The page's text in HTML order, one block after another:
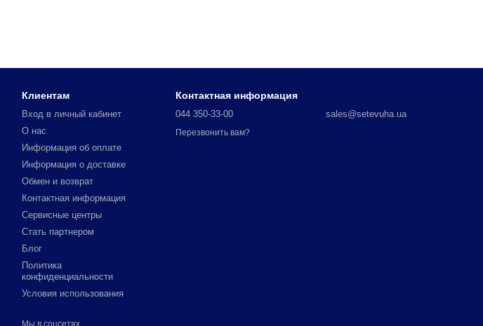
Клиентам
Вход в личный кабинет
О нас
Информация об оплате
Информация о доставке
Обмен и возврат
Контактная информация
Сервисные центры
Стать партнером
Блог
Политика
конфиденциальности
Условия использования
Мы в соцсетях
Контактная информация
044 350-33-00
Перезвонить вам?
sales@setevuha.ua